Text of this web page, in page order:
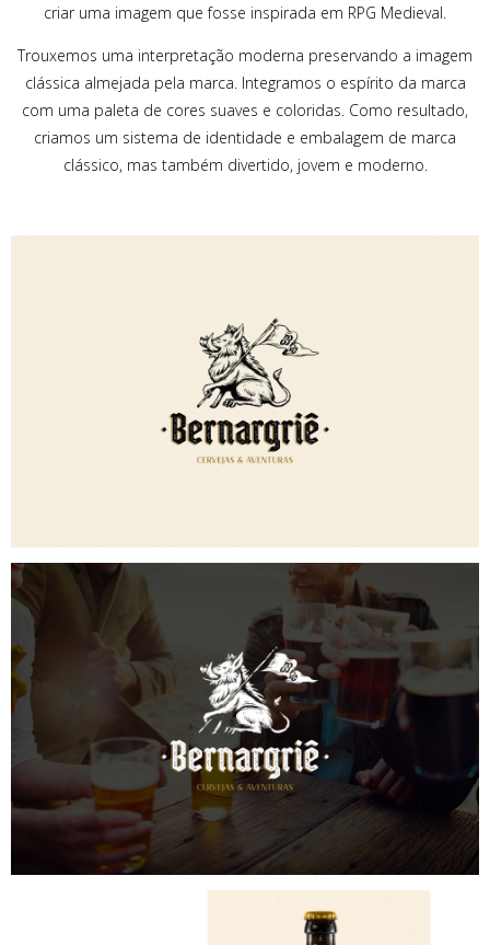
criar uma imagem que fosse inspirada em RPG Medieval.
Trouxemos uma interpretação moderna preservando a imagem
clássica almejada pela marca. Integramos o espírito da marca
com uma paleta de cores suaves e coloridas. Como resultado,
criamos um sistema de identidade e embalagem de marca
clássico, mas também divertido, jovem e moderno.